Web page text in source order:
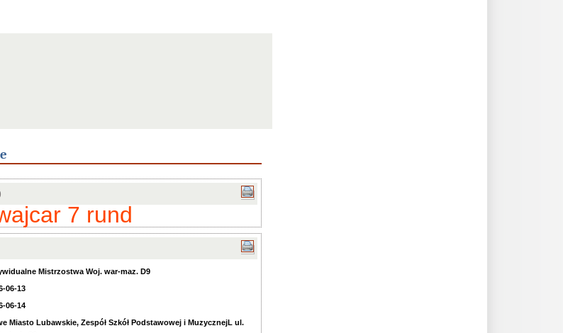
7 rund
Mistrzostwa Woj. war-maz. D9
06-13
06-14
Miasto Lubawskie, Zespół Szkół Podstawowej i MuzycznejL ul.